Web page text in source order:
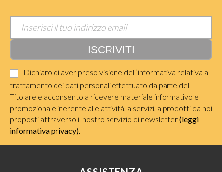
Dichiaro di aver preso visione dell’informativa relativa al
trattamento dei dati personali effettuato da parte del
Titolare e acconsento a ricevere materiale informativo e
promozionale inerente alle attività, a servizi, a prodotti da noi
proposti attraverso il nostro servizio di newsletter(leggi
informativa privacy).